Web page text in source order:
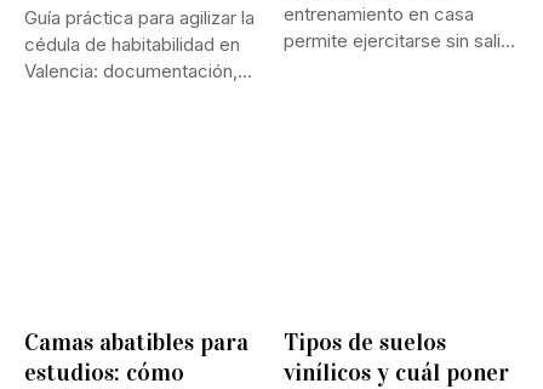
Guía práctica para agilizar la
cédula de habitabilidad en
Valencia: documentación,
entrenamiento en casa
permite ejercitarse sin salir
Camas abatibles para
estudios: cómo
Tipos de suelos
vinílicos y cuál poner